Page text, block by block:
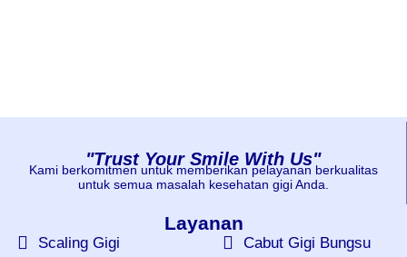
"Trust Your Smile With Us"
Kami berkomitmen untuk memberikan pelayanan berkualitas
untuk semua masalah kesehatan gigi Anda.
Layanan
Scaling Gigi
Cabut Gigi Bungsu